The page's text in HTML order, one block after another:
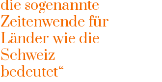
die sogenannte
Zeitenwende für
Länder wie die
Schweiz
bedeutet“